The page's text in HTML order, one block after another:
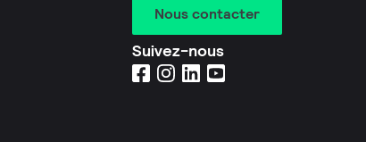
Nous contacter
Suivez-nous